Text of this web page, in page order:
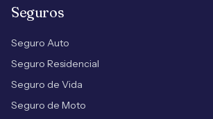
Seguros
Seguro Auto
Seguro Residencial
Seguro de Vida
Seguro de Moto